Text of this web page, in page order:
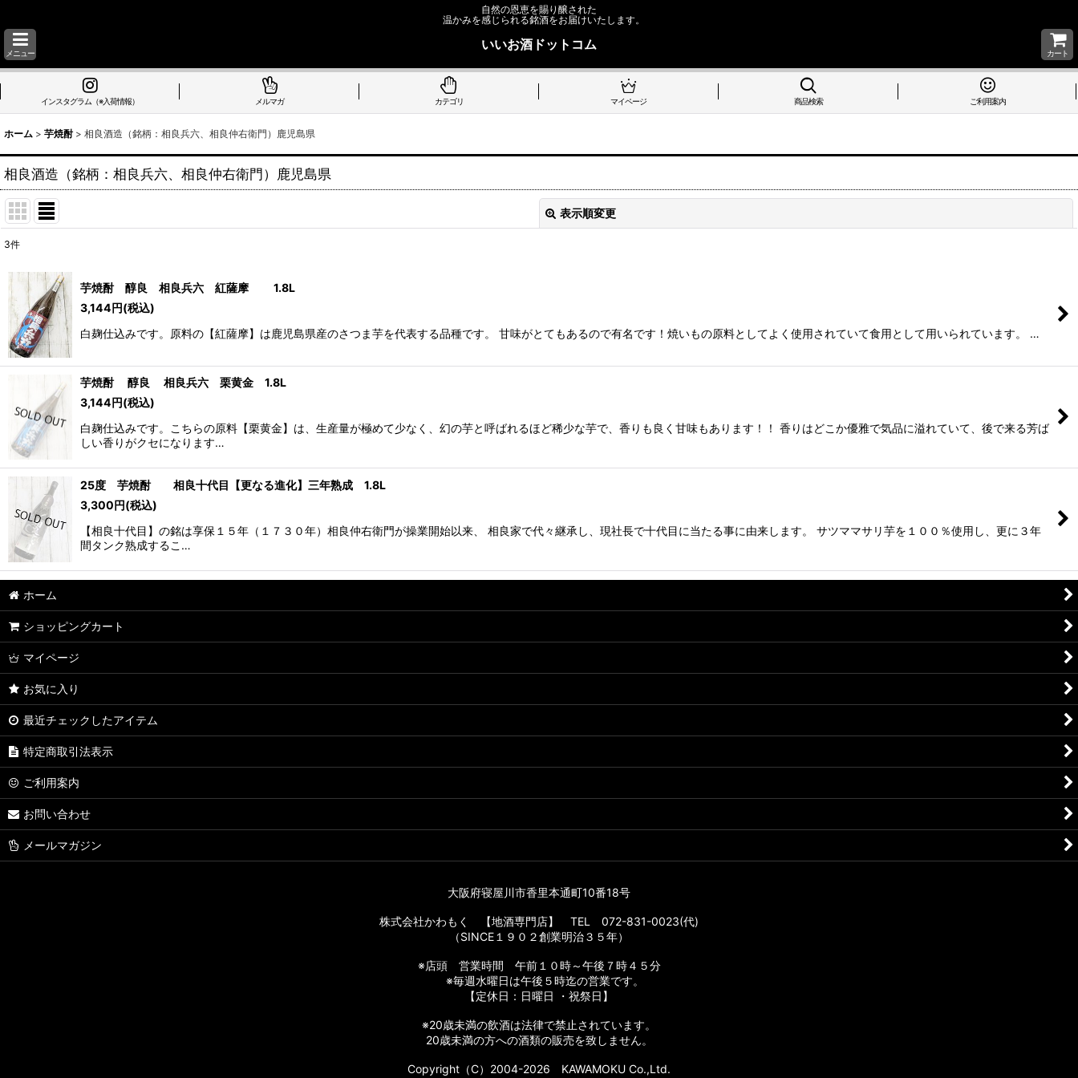
自然の恩恵を賜り醸された
温かみを感じられる銘酒をお届けいたします。
メニュー
いいお酒ドットコム
カート
インスタグラム（※入荷情報） メルマガ カテゴリ マイページ 商品検索 ご利用案内
ホーム > 芋焼酎 > 相良酒造（銘柄：相良兵六、相良仲右衛門）鹿児島県
相良酒造（銘柄：相良兵六、相良仲右衛門）鹿児島県
表示順変更
並び順:
3件
芋焼酎 醇良 相良兵六 紅薩摩 1.8L
3,144円(税込)
白麹仕込みです。原料の【紅薩摩】は鹿児島県産のさつま芋を代表する品種です。 甘味がとてもあるので有名です！焼いもの原料としてよく使用されていて食用として用いられています。 …
芋焼酎 醇良 相良兵六 栗黄金 1.8L
3,144円(税込)
白麹仕込みです。こちらの原料【栗黄金】は、生産量が極めて少なく、幻の芋と呼ばれるほど稀少な芋で、香りも良く甘味もあります！！ 香りはどこか優雅で気品に溢れていて、後で来る芳ば
しい香りがクセになります…
25度 芋焼酎 相良十代目【更なる進化】三年熟成 1.8L
3,300円(税込)
【相良十代目】の銘は享保１５年（１７３０年）相良仲右衛門が操業開始以来、 相良家で代々継承し、現社長で十代目に当たる事に由来します。 サツママサリ芋を１００％使用し、更に３年
間タンク熟成するこ…
ホーム
ショッピングカート
マイページ
お気に入り
最近チェックしたアイテム
特定商取引法表示
ご利用案内
お問い合わせ
メールマガジン
大阪府寝屋川市香里本通町10番18号
株式会社かわもく 【地酒専門店】 TEL 072-831-0023(代)
（SINCE１９０２創業明治３５年）
※店頭 営業時間 午前１０時～午後７時４５分
※毎週水曜日は午後５時迄の営業です。
【定休日：日曜日 ・祝祭日】
※20歳未満の飲酒は法律で禁止されています。
20歳未満の方への酒類の販売を致しません。
Copyright（C）2004-2026 KAWAMOKU Co.,Ltd.